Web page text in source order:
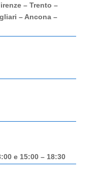
– Trento –
– Ancona –
e 15:00 – 18:30